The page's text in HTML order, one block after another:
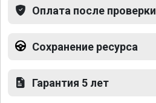
Оплата после проверки
Сохранение ресурса
Гарантия 5 лет